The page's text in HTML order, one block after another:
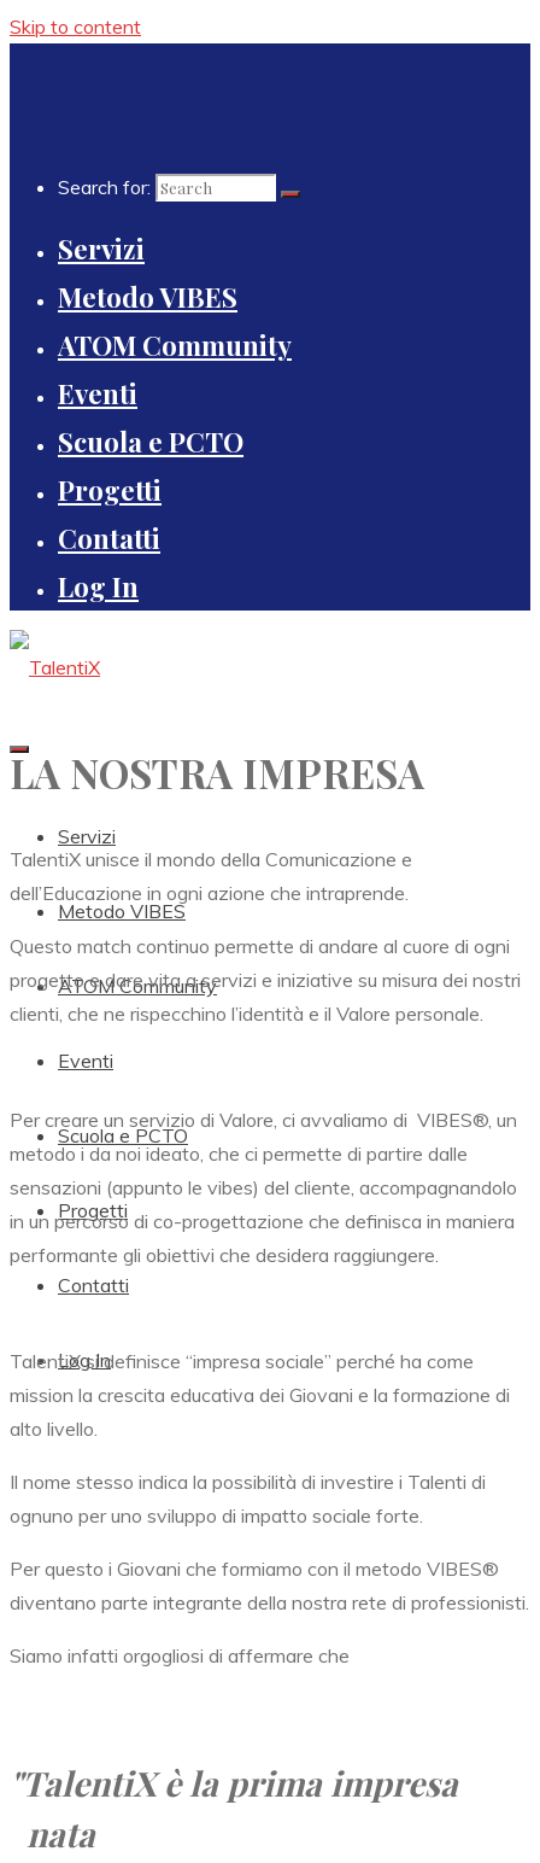
Skip to content
Search for:
Servizi
Metodo VIBES
ATOM Community
Eventi
Scuola e PCTO
Progetti
Contatti
Log In
Servizi
Metodo VIBES
ATOM Community
Eventi
Scuola e PCTO
Progetti
Contatti
Log In
LA NOSTRA IMPRESA
TalentiX unisce il mondo della Comunicazione e
dell’Educazione in ogni azione che intraprende.
Questo match continuo permette di andare al cuore di ogni
progetto e dare vita a servizi e iniziative su misura dei nostri
clienti, che ne rispecchino l’identità e il Valore personale.
Per creare un servizio di Valore, ci avvaliamo di VIBES®, un
metodo i da noi ideato, che ci permette di partire dalle
sensazioni (appunto le vibes) del cliente, accompagnandolo
in un percorso di co-progettazione che definisca in maniera
performante gli obiettivi che desidera raggiungere.
TalentiX si definisce “impresa sociale” perché ha come
mission la crescita educativa dei Giovani e la formazione di
alto livello.
Il nome stesso indica la possibilità di investire i Talenti di
ognuno per uno sviluppo di impatto sociale forte.
Per questo i Giovani che formiamo con il metodo VIBES®
diventano parte integrante della nostra rete di professionisti.
Siamo infatti orgogliosi di affermare che
"TalentiXè la prima impresa
nata